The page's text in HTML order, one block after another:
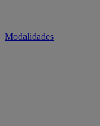
Modalidades